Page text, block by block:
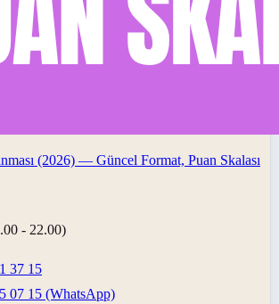
(2026) — Güncel Format, Puan Skalası
- 22.00)
37 15
07 15 (WhatsApp)